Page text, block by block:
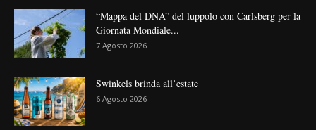
“Mappa del DNA” del luppolo con Carlsberg per la
Giornata Mondiale...
7 Agosto 2026
Swinkels brinda all’estate
6 Agosto 2026